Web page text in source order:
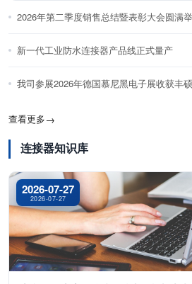
2026年第二季度销售总结暨表彰大会圆满
新一代工业防水连接器产品线正式量产
我司参展2026年德国慕尼黑电子展收获丰硕
查看更多→
连接器知识库
2026-07-27
2026-07-27